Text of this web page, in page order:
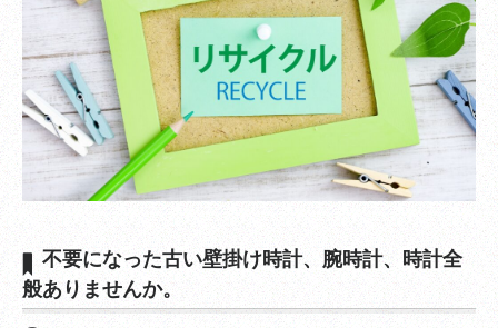
不要になった古い壁掛け時計、腕時計、時計全
般ありませんか。